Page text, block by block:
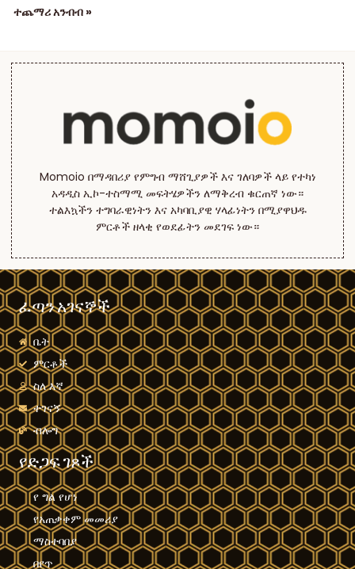
ተጨማሪ አንብብ »
Momoio በማዳበሪያ የምግብ ማሸጊያዎች እና ገለባዎች ላይ የተካነ
አዳዲስ ኢኮ-ተስማሚ መፍትሄዎችን ለማቅረብ ቁርጠኛ ነው።
ተልእኳችን ተግባራዊነትን እና አካባቢያዊ ሃላፊነትን በሚያዋህዱ
ምርቶች ዘላቂ የወደፊትን መደገፍ ነው።
ፈጣን አገናኞች
ቤት
ምርቶች
ስለ እኛ
ተገናኝ
ብሎግ
የድጋፍ ገጾች
የ ግል የሆነ
የአጠቃቀም መመሪያ
ማስተባበያ
በየጥ